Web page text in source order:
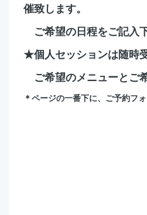
催致します。
ご希望の日程をご記入
★個人セッションは随時
ご希望のメニューとご
＊ページの一番下に、ご予約フ